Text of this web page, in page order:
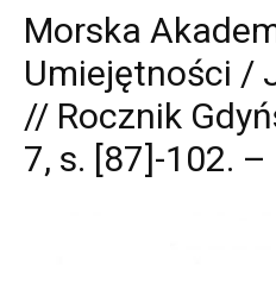
Morska
Umiejętności /
// Rocznik
7, s. [87]-102. –